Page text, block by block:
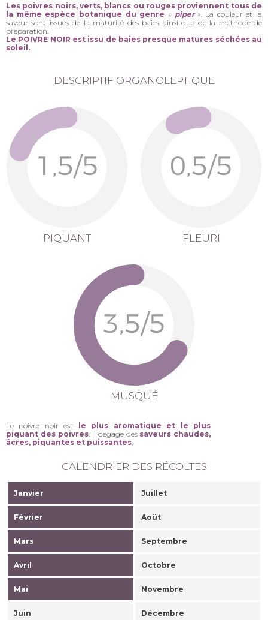
Les poivres noirs, verts, blancs ou rouges proviennent tous de
la même espèce botanique du genre « piper ». La couleur et la
saveur sont issues de la maturité des baies ainsi que de la méthode de
préparation.
Le POIVRE NOIR est issu de baies presque matures séchées au
soleil.
DESCRIPTIF ORGANOLEPTIQUE
PIQUANT FLEURI
MUSQUÉ
Le poivre noir est
le plus aromatique et le plus
piquant des poivres. Il dégage des saveurs chaudes,
âcres, piquantes et puissantes
CALENDRIER DES RÉCOLTES
Janvier Juillet
Février Août
Mars Septembre
Avril Octobre
Mai Novembre
Juin Décembre